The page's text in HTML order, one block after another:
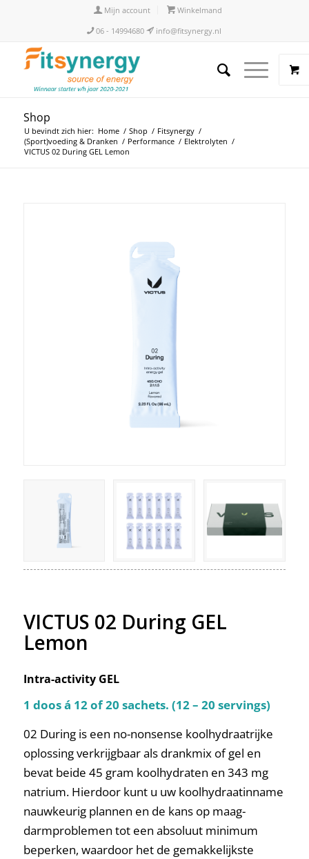
Mijn account
Winkelmand
06 - 14994680
info@fitsynergy.nl
Shop
U bevindt zich hier: Home / Shop / Fitsynergy /
(Sport)voeding & Dranken / Performance / Elektrolyten /
VICTUS 02 During GEL Lemon
VICTUS 02 During GEL
Lemon
Intra-activity GEL
1 doos á 12 of 20 sachets. (12 – 20 servings)
02 During is een no-nonsense koolhydraatrijke
oplossing verkrijgbaar als drankmix of gel en
bevat beide 45 gram koolhydraten en 343 mg
natrium. Hierdoor kunt u uw koolhydraatinname
nauwkeurig plannen en de kans op maag-
darmproblemen tot een absoluut minimum
beperken, waardoor het de gemakkelijkste